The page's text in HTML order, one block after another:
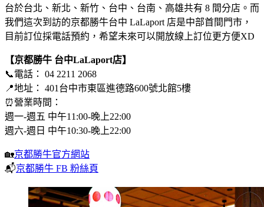
台於台北、新北、新竹、台中、台南、高雄共有 8 間分店。而
我們這次到訪的京都勝牛台中 LaLaport 店是中部首間門市，
目前訂位採電話預約，希望未來可以開放線上訂位更方便XD
【京都勝牛 台中LaLaport店】
📞電話： 04 2211 2068
📍地址： 401台中市東區進德路600號北館5樓
⏰營業時間：
週一-週五 中午11:00-晚上22:00
週六-週日 中午10:30-晚上22:00
🏡京都勝牛官方網站
📬京都勝牛 FB 粉絲頁